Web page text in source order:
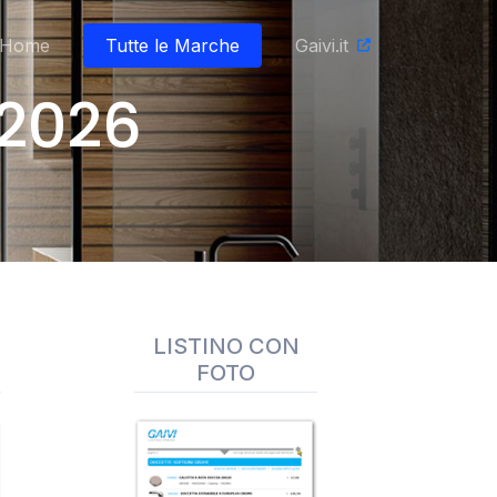
Home Tutte le Marche Gaivi.it
LISTINO CON
FOTO